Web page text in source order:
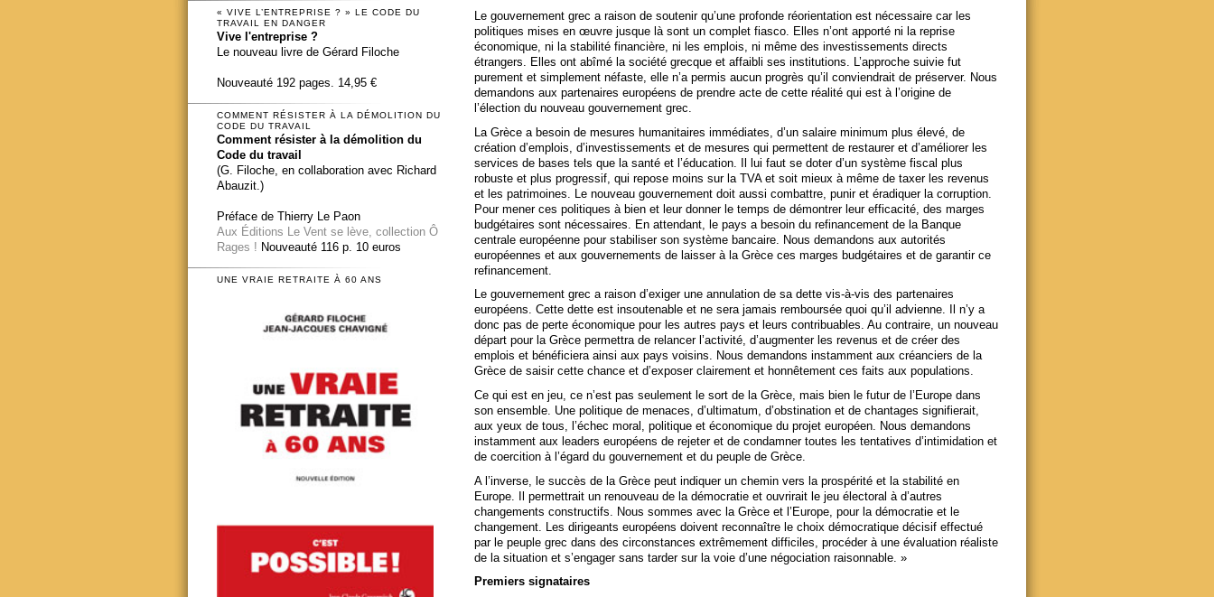
Le gouvernement grec a raison de soutenir qu’une profonde réorientation est nécessaire car les
politiques mises en œuvre jusque là sont un complet fiasco. Elles n’ont apporté ni la reprise
économique, ni la stabilité financière, ni les emplois, ni même des investissements directs
étrangers. Elles ont abîmé la société grecque et affaibli ses institutions. L’approche suivie fut
purement et simplement néfaste, elle n’a permis aucun progrès qu’il conviendrait de préserver. Nous
demandons aux partenaires européens de prendre acte de cette réalité qui est à l’origine de
l’élection du nouveau gouvernement grec.
La Grèce a besoin de mesures humanitaires immédiates, d’un salaire minimum plus élevé, de
création d’emplois, d’investissements et de mesures qui permettent de restaurer et d’améliorer les
services de bases tels que la santé et l’éducation. Il lui faut se doter d’un système fiscal plus
robuste et plus progressif, qui repose moins sur la TVA et soit mieux à même de taxer les revenus
et les patrimoines. Le nouveau gouvernement doit aussi combattre, punir et éradiquer la corruption.
Pour mener ces politiques à bien et leur donner le temps de démontrer leur efficacité, des marges
budgétaires sont nécessaires. En attendant, le pays a besoin du refinancement de la Banque
centrale européenne pour stabiliser son système bancaire. Nous demandons aux autorités
européennes et aux gouvernements de laisser à la Grèce ces marges budgétaires et de garantir ce
refinancement.
Le gouvernement grec a raison d’exiger une annulation de sa dette vis-à-vis des partenaires
européens. Cette dette est insoutenable et ne sera jamais remboursée quoi qu’il advienne. Il n’y a
donc pas de perte économique pour les autres pays et leurs contribuables. Au contraire, un nouveau
départ pour la Grèce permettra de relancer l’activité, d’augmenter les revenus et de créer des
emplois et bénéficiera ainsi aux pays voisins. Nous demandons instamment aux créanciers de la
Grèce de saisir cette chance et d’exposer clairement et honnêtement ces faits aux populations.
Ce qui est en jeu, ce n’est pas seulement le sort de la Grèce, mais bien le futur de l’Europe dans
son ensemble. Une politique de menaces, d’ultimatum, d’obstination et de chantages signifierait,
aux yeux de tous, l’échec moral, politique et économique du projet européen. Nous demandons
instamment aux leaders européens de rejeter et de condamner toutes les tentatives d’intimidation et
de coercition à l’égard du gouvernement et du peuple de Grèce.
A l’inverse, le succès de la Grèce peut indiquer un chemin vers la prospérité et la stabilité en
Europe. Il permettrait un renouveau de la démocratie et ouvrirait le jeu électoral à d’autres
changements constructifs. Nous sommes avec la Grèce et l’Europe, pour la démocratie et le
changement. Les dirigeants européens doivent reconnaître le choix démocratique décisif effectué
par le peuple grec dans des circonstances extrêmement difficiles, procéder à une évaluation réaliste
de la situation et s’engager sans tarder sur la voie d’une négociation raisonnable. »
Premiers signataires
« VIVE L’ENTREPRISE ? » LE CODE DU
TRAVAIL EN DANGER
Vive l'entreprise ?
Le nouveau livre de Gérard Filoche
Nouveauté 192 pages. 14,95 €
COMMENT RÉSISTER À LA DÉMOLITION DU
CODE DU TRAVAIL
Comment résister à la démolition du
Code du travail
(G. Filoche, en collaboration avec Richard
Abauzit.)
Préface de Thierry Le Paon
Aux Éditions Le Vent se lève, collection Ô
Rages ! Nouveauté 116 p. 10 euros
UNE VRAIE RETRAITE À 60 ANS